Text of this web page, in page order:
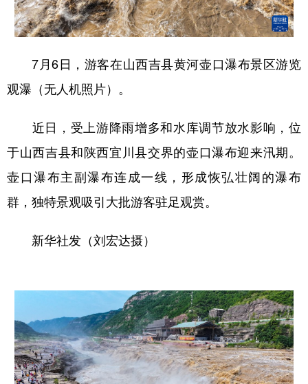
English Español Français عربى
Русский язык 日本語 한국어
Deutsch Português
7月6日，游客在山西吉县黄河壶口瀑布景区游览
观瀑（无人机照片）。
近日，受上游降雨增多和水库调节放水影响，位
于山西吉县和陕西宜川县交界的壶口瀑布迎来汛期。
壶口瀑布主副瀑布连成一线，形成恢弘壮阔的瀑布
群，独特景观吸引大批游客驻足观赏。
新华社发（刘宏达摄）